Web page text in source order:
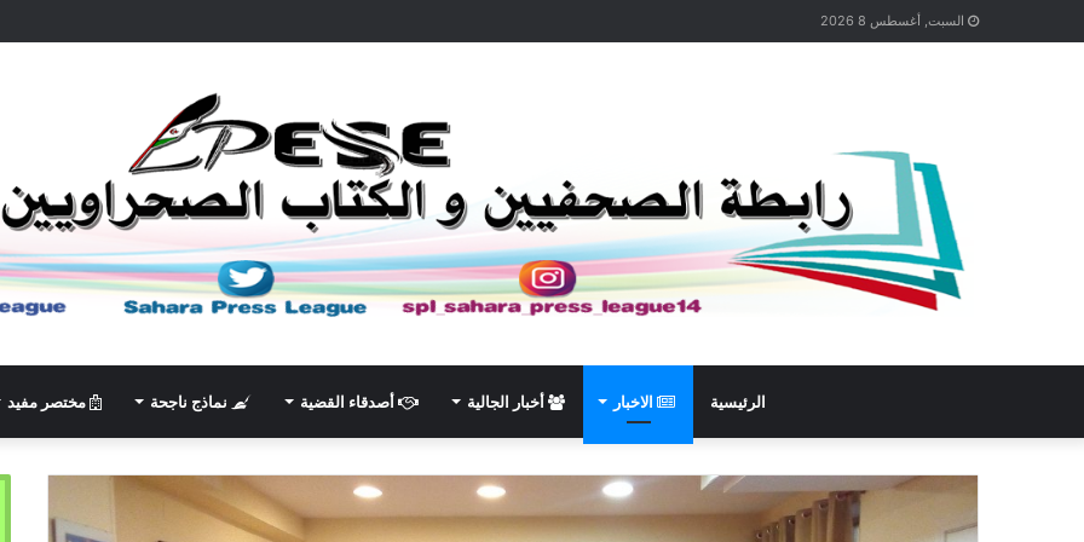
السبت, أغسطس 8 2026
الرئيسية الاخبار أخبار الجالية أصدقاء القضية نماذج ناجحة مختصر مفيد